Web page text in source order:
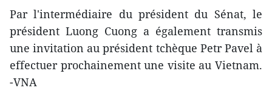
Par l'intermédiaire du président du Sénat, le
président Luong Cuong a également transmis
une invitation au président tchèque Petr Pavel à
effectuer prochainement une visite au Vietnam.
-VNA